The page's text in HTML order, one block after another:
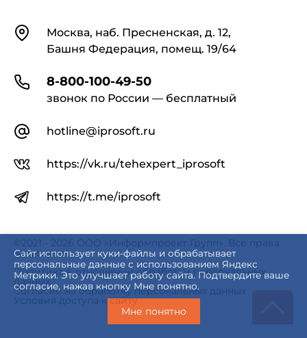
Сайт использует куки-файлы и обрабатывает
персональные данные с использованием Яндекс
Метрики. Это улучшает работу сайта. Подтвердите ваше
согласие, нажав кнопку Мне понятно.
Мне понятно
КонтактыМосква, наб. Пресненская, д. 12,
Башня Федерация, помещ. 19/64
8-800-100-49-50
звонок по России — бесплатный
hotline@iprosoft.ru
https://vk.ru/tehexpert_iprosoft
https://t.me/iprosoft
©2021 - 2026 ООО «Информпроект Групп». Все права
защищены.
Политика в отношении обработки персональных
данных
Согласие на обработку персональных данных
Условия доступа к сайту